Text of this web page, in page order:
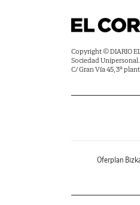
Copyright © DIARIO EL
Sociedad Unipersonal.
C/ Gran Vía 45, 3ª
Oferplan